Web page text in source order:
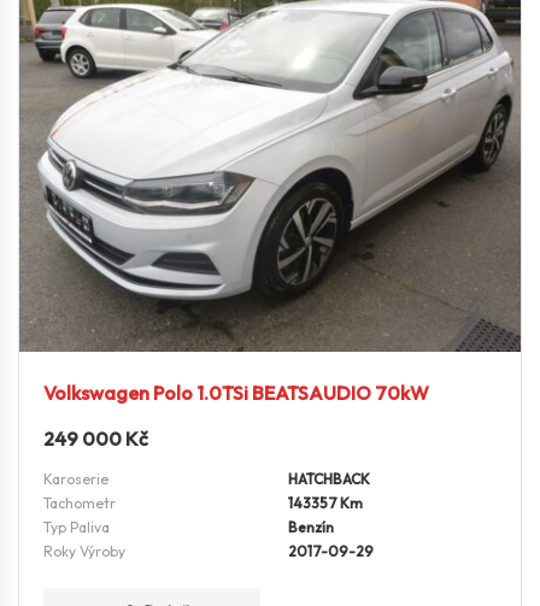
Volkswagen Polo 1.0TSi BEATSAUDIO 70kW
249 000 Kč
Karoserie
HATCHBACK
Tachometr
143357 Km
Typ Paliva
Benzín
Roky Výroby
2017-09-29